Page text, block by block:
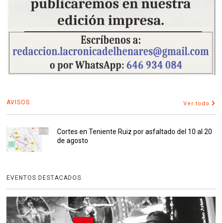
AVISOS Ver todo
Cortes en Teniente Ruiz por asfaltado del 10 al 20
de agosto
EVENTOS DESTACADOS